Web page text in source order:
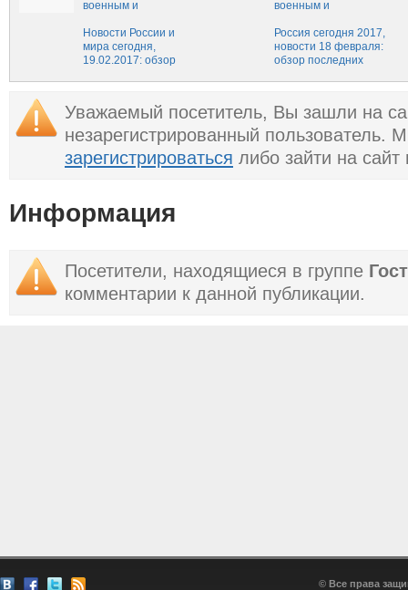
военным и
пенсионерам, свежие
новости на сегодня о
повышении с 1
военным и
пенсионерам, свежие
новости на сегодня о
повышении с 1
Новости России и
мира сегодня,
19.02.2017: обзор
сегодня, 19 февраля
Россия сегодня 2017,
новости 18 февраля:
обзор последних
18.02.2017
Уважаемый посетитель, Вы зашли на
незарегистрированный
зарегистрироваться либо зайти на
Информация
Посетители, находящиеся в группе
комментарии к данной публикации.
© Все права